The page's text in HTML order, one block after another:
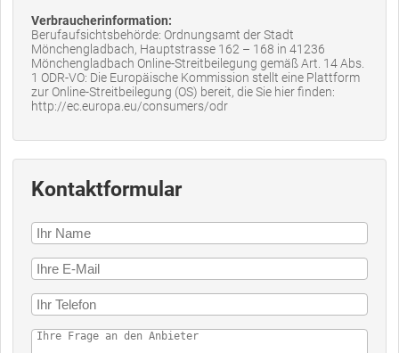
Verbraucherinformation:
Berufaufsichtsbehörde: Ordnungsamt der Stadt
Mönchengladbach, Hauptstrasse 162 – 168 in 41236
Mönchengladbach Online-Streitbeilegung gemäß Art. 14 Abs.
1 ODR-VO: Die Europäische Kommission stellt eine Plattform
zur Online-Streitbeilegung (OS) bereit, die Sie hier finden:
http://ec.europa.eu/consumers/odr
Kontaktformular